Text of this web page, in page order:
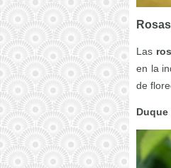
Las
en la
de
Duque